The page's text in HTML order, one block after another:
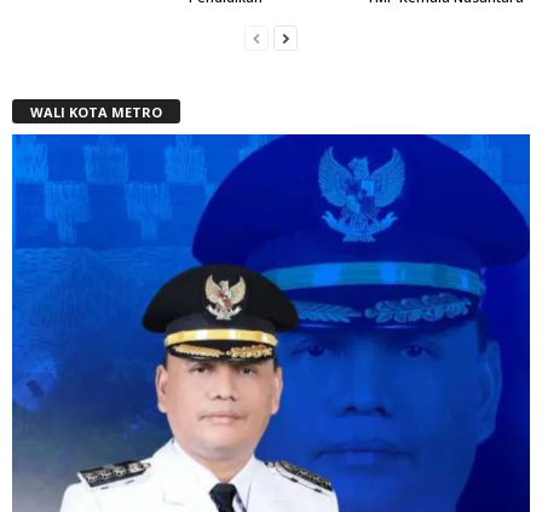
WALI KOTA METRO